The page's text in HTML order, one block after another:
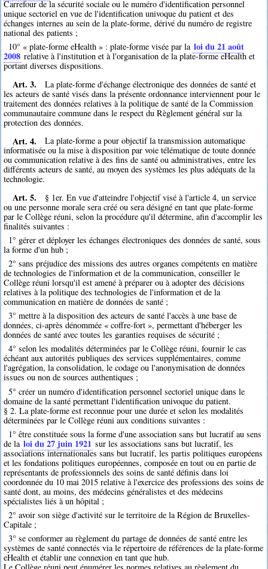
Carrefour de la sécurité sociale ou le numéro d'identification personnel
unique sectoriel en vue de l'identification univoque du patient et des
échanges internes au sein de la plate-forme, dérivé du numéro de registre
national des patients ;
10° « plate-forme eHealth » : plate-forme visée par la loi du 21 août
2008 relative à l'institution et à l'organisation de la plate-forme eHealth et
portant diverses dispositions.
Art. 3.
La plate-forme d'échange électronique des données de santé et
les acteurs de santé visés dans la présente ordonnance interviennent pour le
traitement des données relatives à la politique de santé de la Commission
communautaire commune dans le respect du Règlement général sur la
protection des données.
Art. 4.
La plate-forme a pour objectif la transmission automatique
informatisée ou la mise à disposition par voie télématique de toute donnée
ou communication relative à des fins de santé ou administratives, entre les
différents acteurs de santé, au moyen des systèmes les plus adéquats de la
technologie.
Art. 5.
§ 1er. En vue d'atteindre l'objectif visé à l'article 4, un service
ou une personne morale sera créé ou sera désigné en tant que plate-forme
par le Collège réuni, selon la procédure qu'il détermine, afin d'accomplir les
finalités suivantes :
1° gérer et déployer les échanges électroniques des données de santé, sous
la forme d'un hub ;
2° sans préjudice des missions des autres organes compétents en matière
de technologies de l'information et de la communication, conseiller le
Collège réuni lorsqu'il est amené à préparer ou à adopter des décisions
relatives à la politique des technologies de l'information et de la
communication en matière de données de santé ;
3° mettre à la disposition des acteurs de santé l'accès à une base de
données, ci-après dénommée « coffre-fort », permettant d'héberger les
données de santé avec toutes les garanties requises de sécurité ;
4° selon les modalités déterminées par le Collège réuni, fournir le cas
échéant aux autorités publiques des services supplémentaires, comme
l'agrégation, la consolidation, le codage ou l'anonymisation de données
issues ou non de sources authentiques ;
5° créer un numéro d'identification personnel sectoriel unique dans le
domaine de la santé permettant l'identification univoque du patient.
§ 2. La plate-forme est reconnue pour une durée et selon les modalités
déterminées par le Collège réuni aux conditions suivantes :
1° être constituée sous la forme d'une association sans but lucratif au sens
de la loi du 27 juin 1921 sur les associations sans but lucratif, les
associations internationales sans but lucratif, les partis politiques européens
et les fondations politiques européennes, composée en tout ou en partie de
représentants de professionnels des soins de santé définis dans loi
coordonnée du 10 mai 2015 relative à l'exercice des professions des soins de
santé dont, au moins, des médecins généralistes et des médecins
spécialistes liés à un hôpital ;
2° avoir son siège d'activité sur le territoire de la Région de Bruxelles-
Capitale ;
3° se conformer au règlement du partage de données de santé entre les
systèmes de santé connectés via le répertoire de références de la plate-forme
eHealth et établir une connexion en tant que hub.